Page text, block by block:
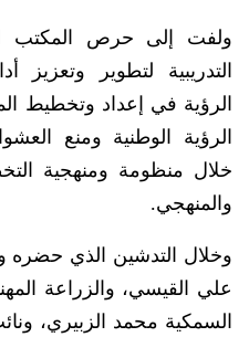
ولفت إلى حرص المكتب
التدريبية لتطوير وتعزيز
الرؤية في إعداد وتخطيط
الرؤية الوطنية ومنع
خلال منظومة ومنهجية
والمنهجي.
وخلال التدشين الذي حضره
علي القيسي، والزراعة
السمكية محمد الزبيري،